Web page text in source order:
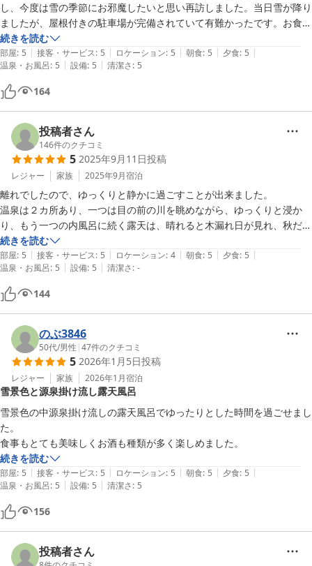
し、今度は雪の季節にお邪魔したいと思い再訪しました。当日雪が降り
ましたが、屋根付きの駐車場が完備されていて有難かったです。お食事
はどれも丁寧さが伝わりとても美味しく、お正月らしさも感じながら頂
きました。お風呂も雪を見ながらのんびり浸かることが出来て良かった
です。お宿の皆様も親しみやすく、お世話になりました。はっちーにも
会えて嬉しかったです！プライベートな空間を満喫されたい方に是非お
勧めです。
続きを読む
部屋: 5 | 接客・サービス: 5 | ロケーション: 5 | 朝食: 5 | 夕食: 5 |
温泉・お風呂: 5 | 設備: 5 | 清潔さ: 5
164
投稿者さん
146件のクチコミ
5 2025年9月11日投稿
レジャー 家族 2025年9月宿泊
離れでしたので、ゆっくりと静かに過ごすことが出来ました。
温泉は２カ所あり、一つは目の前の川を眺めながら、ゆっくりと浸か
り、もう一つの内風呂に続く露天は、晴れると木漏れ日が見れ、秋だと
紅葉で綺麗だろうなと思いながら、こちらもゆっくりと浸かりました。
気持ち良かったです。
食事は、夕食朝食とも全て、とても美味しく頂きました。一つ一つ丁寧
に説明してくださって、ありがとうございました。色々な山菜があり見
た目も楽しかったです。
とても良いところでしたので、また来たいと思います。去年の水害で大
変かと思いますが、頑張ってください！
続きを読む
部屋: 5 | 接客・サービス: 5 | ロケーション: 4 | 朝食: 5 | 夕食: 5 |
温泉・お風呂: 5 | 設備: 5 | 清潔さ: -
144
のぶ3846
50代/男性 |47件のクチコミ
5 2026年1月5日投稿
レジャー 家族 2026年1月宿泊
雪景色と源泉掛け流し露天風呂
雪景色の中源泉掛け流しの露天風呂でゆったりとした時間を過ごせまし
た。
食事もとても美味しくお酒も種類が多く楽しめました。
続きを読む
部屋: 5 | 接客・サービス: 5 | ロケーション: 5 | 朝食: 5 | 夕食: 5 |
温泉・お風呂: 5 | 設備: 5 | 清潔さ: 5
156
投稿者さん